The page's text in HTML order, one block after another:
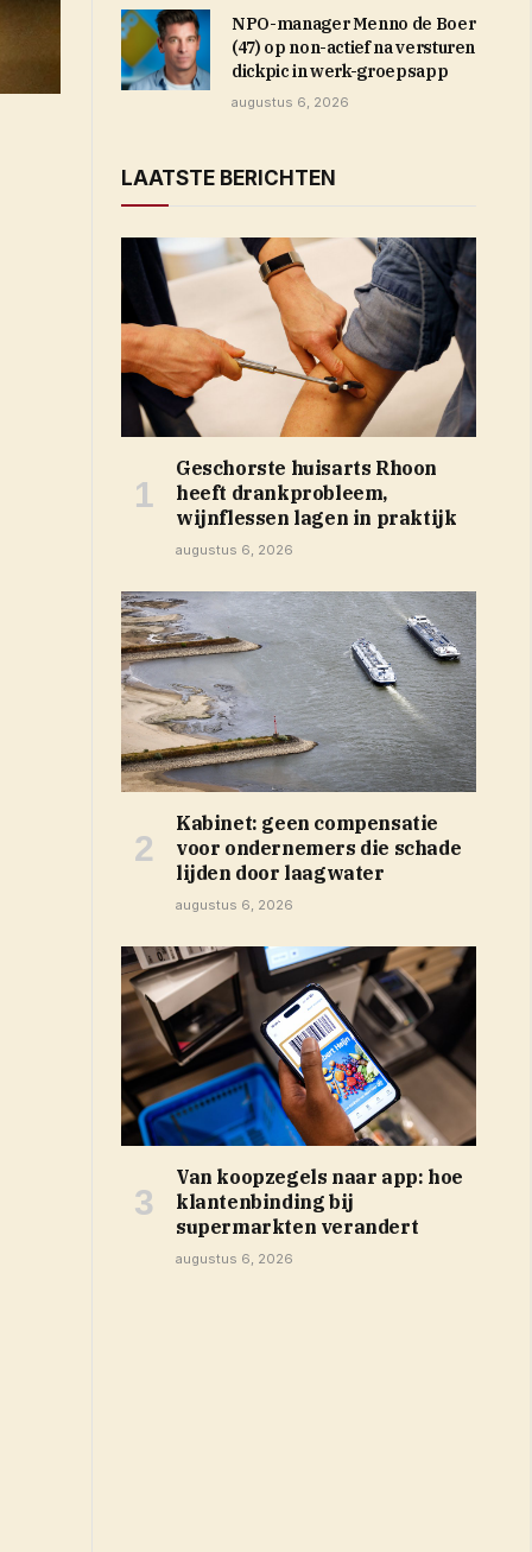
NPO-manager Menno de Boer
(47) op non-actief na versturen
dickpic in werk-groepsapp
augustus 6, 2026
LAATSTE BERICHTEN
Geschorste huisarts Rhoon
heeft drankprobleem,
wijnflessen lagen in praktijk
augustus 6, 2026
Kabinet: geen compensatie
voor ondernemers die schade
lijden door laagwater
augustus 6, 2026
Van koopzegels naar app: hoe
klantenbinding bij
supermarkten verandert
augustus 6, 2026